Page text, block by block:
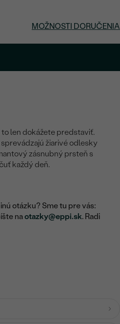
MOŽNOSTI DORUČENIA
to len dokážete predstaviť.
žiarivé odlesky
zásnubný prsteň s
každý deň.
otázku? Sme tu pre vás:
naotazky@eppi.sk. Radi